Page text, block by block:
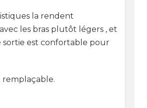
la rendent
les bras plutôt légers , et
sortie est confortable pour
remplaçable.